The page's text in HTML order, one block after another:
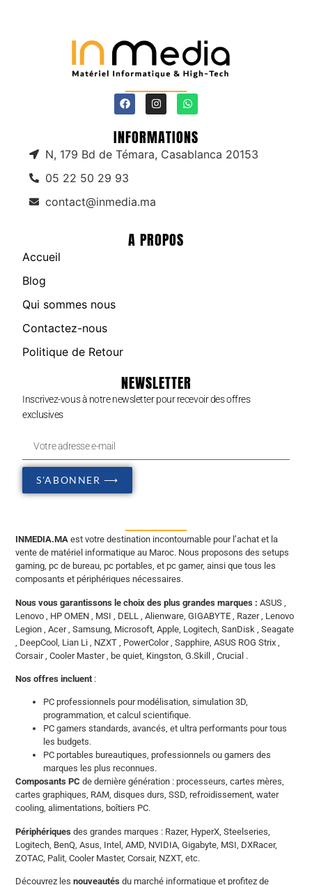
INFORMATIONS
N, 179 Bd de Témara, Casablanca 20153
05 22 50 29 93
contact@inmedia.ma
A PROPOS
Accueil
Blog
Qui sommes nous
Contactez-nous
Politique de Retour
NEWSLETTER
Inscrivez-vous à notre newsletter pour recevoir des offres
exclusives
S'ABONNER ⟶
INMEDIA.MA est votre destination incontournable pour l’achat et la
vente de matériel informatique au Maroc. Nous proposons des setups
gaming, pc de bureau, pc portables, et pc gamer, ainsi que tous les
composants et périphériques nécessaires.
Nous vous garantissons le choix des plus grandes marques : ASUS ,
Lenovo , HP OMEN , MSI , DELL , Alienware, GIGABYTE , Razer , Lenovo
Legion , Acer , Samsung, Microsoft, Apple, Logitech, SanDisk , Seagate
, DeepCool, Lian Li , NZXT , PowerColor , Sapphire, ASUS ROG Strix ,
Corsair , Cooler Master , be quiet, Kingston, G.Skill , Crucial .
Nos offres incluent:
PC professionnels pour modélisation, simulation 3D,
programmation, et calcul scientifique.
PC gamers standards, avancés, et ultra performants pour tous
les budgets.
PC portables bureautiques, professionnels ou gamers des
marques les plus reconnues.
Composants PC de dernière génération : processeurs, cartes mères,
cartes graphiques, RAM, disques durs, SSD, refroidissement, water
cooling, alimentations, boîtiers PC.
Périphériques des grandes marques : Razer, HyperX, Steelseries,
Logitech, BenQ, Asus, Intel, AMD, NVIDIA, Gigabyte, MSI, DXRacer,
ZOTAC, Palit, Cooler Master, Corsair, NZXT, etc.
Découvrez lesnouveautés du marché informatique et profitez de